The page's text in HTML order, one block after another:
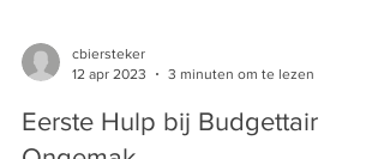
12 apr 2023
3 minuten om te lezen